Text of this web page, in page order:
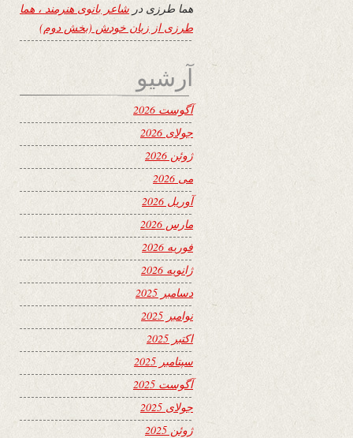
هما طرزی در شاعر بانوی هنرمند ، هما
طرزی از زبان خودش (بخش دوم)
آرشیو
آگوست 2026
جولای 2026
ژوئن 2026
می 2026
آوریل 2026
مارس 2026
فوریه 2026
ژانویه 2026
دسامبر 2025
نوامبر 2025
اکتبر 2025
سپتامبر 2025
آگوست 2025
جولای 2025
ژوئن 2025